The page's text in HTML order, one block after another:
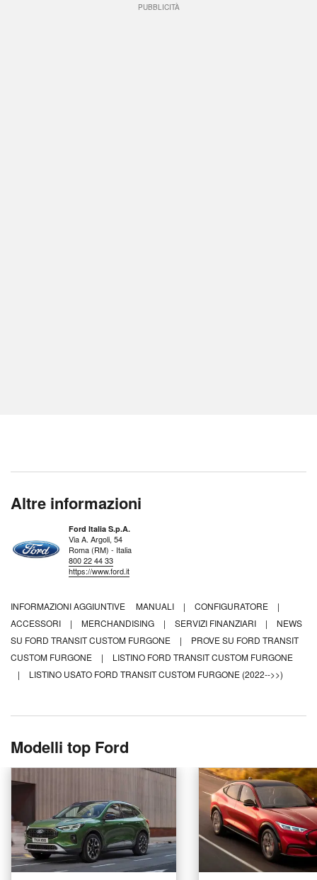
PUBBLICITÀ
Altre informazioni
Ford Italia S.p.A.
Via A. Argoli, 54
Roma (RM) - Italia
800 22 44 33
https://www.ford.it
INFORMAZIONI AGGIUNTIVE MANUALI | CONFIGURATORE
|
ACCESSORI
| MERCHANDISING | SERVIZI FINANZIARI |
NEWS
SU FORD TRANSIT CUSTOM FURGONE
|
PROVE SU FORD TRANSIT
CUSTOM FURGONE
|
LISTINO FORD TRANSIT CUSTOM FURGONE
|
LISTINO USATO FORD TRANSIT CUSTOM FURGONE (2022-->>)
Modelli top Ford